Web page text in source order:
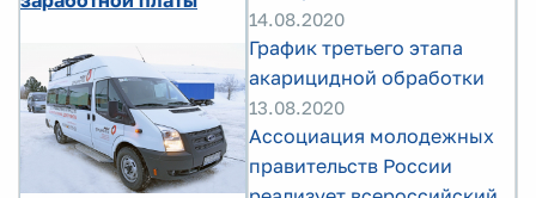
14.08.2020
График третьего этапа
акарицидной обработки
13.08.2020
Ассоциация молодежных
правительств России